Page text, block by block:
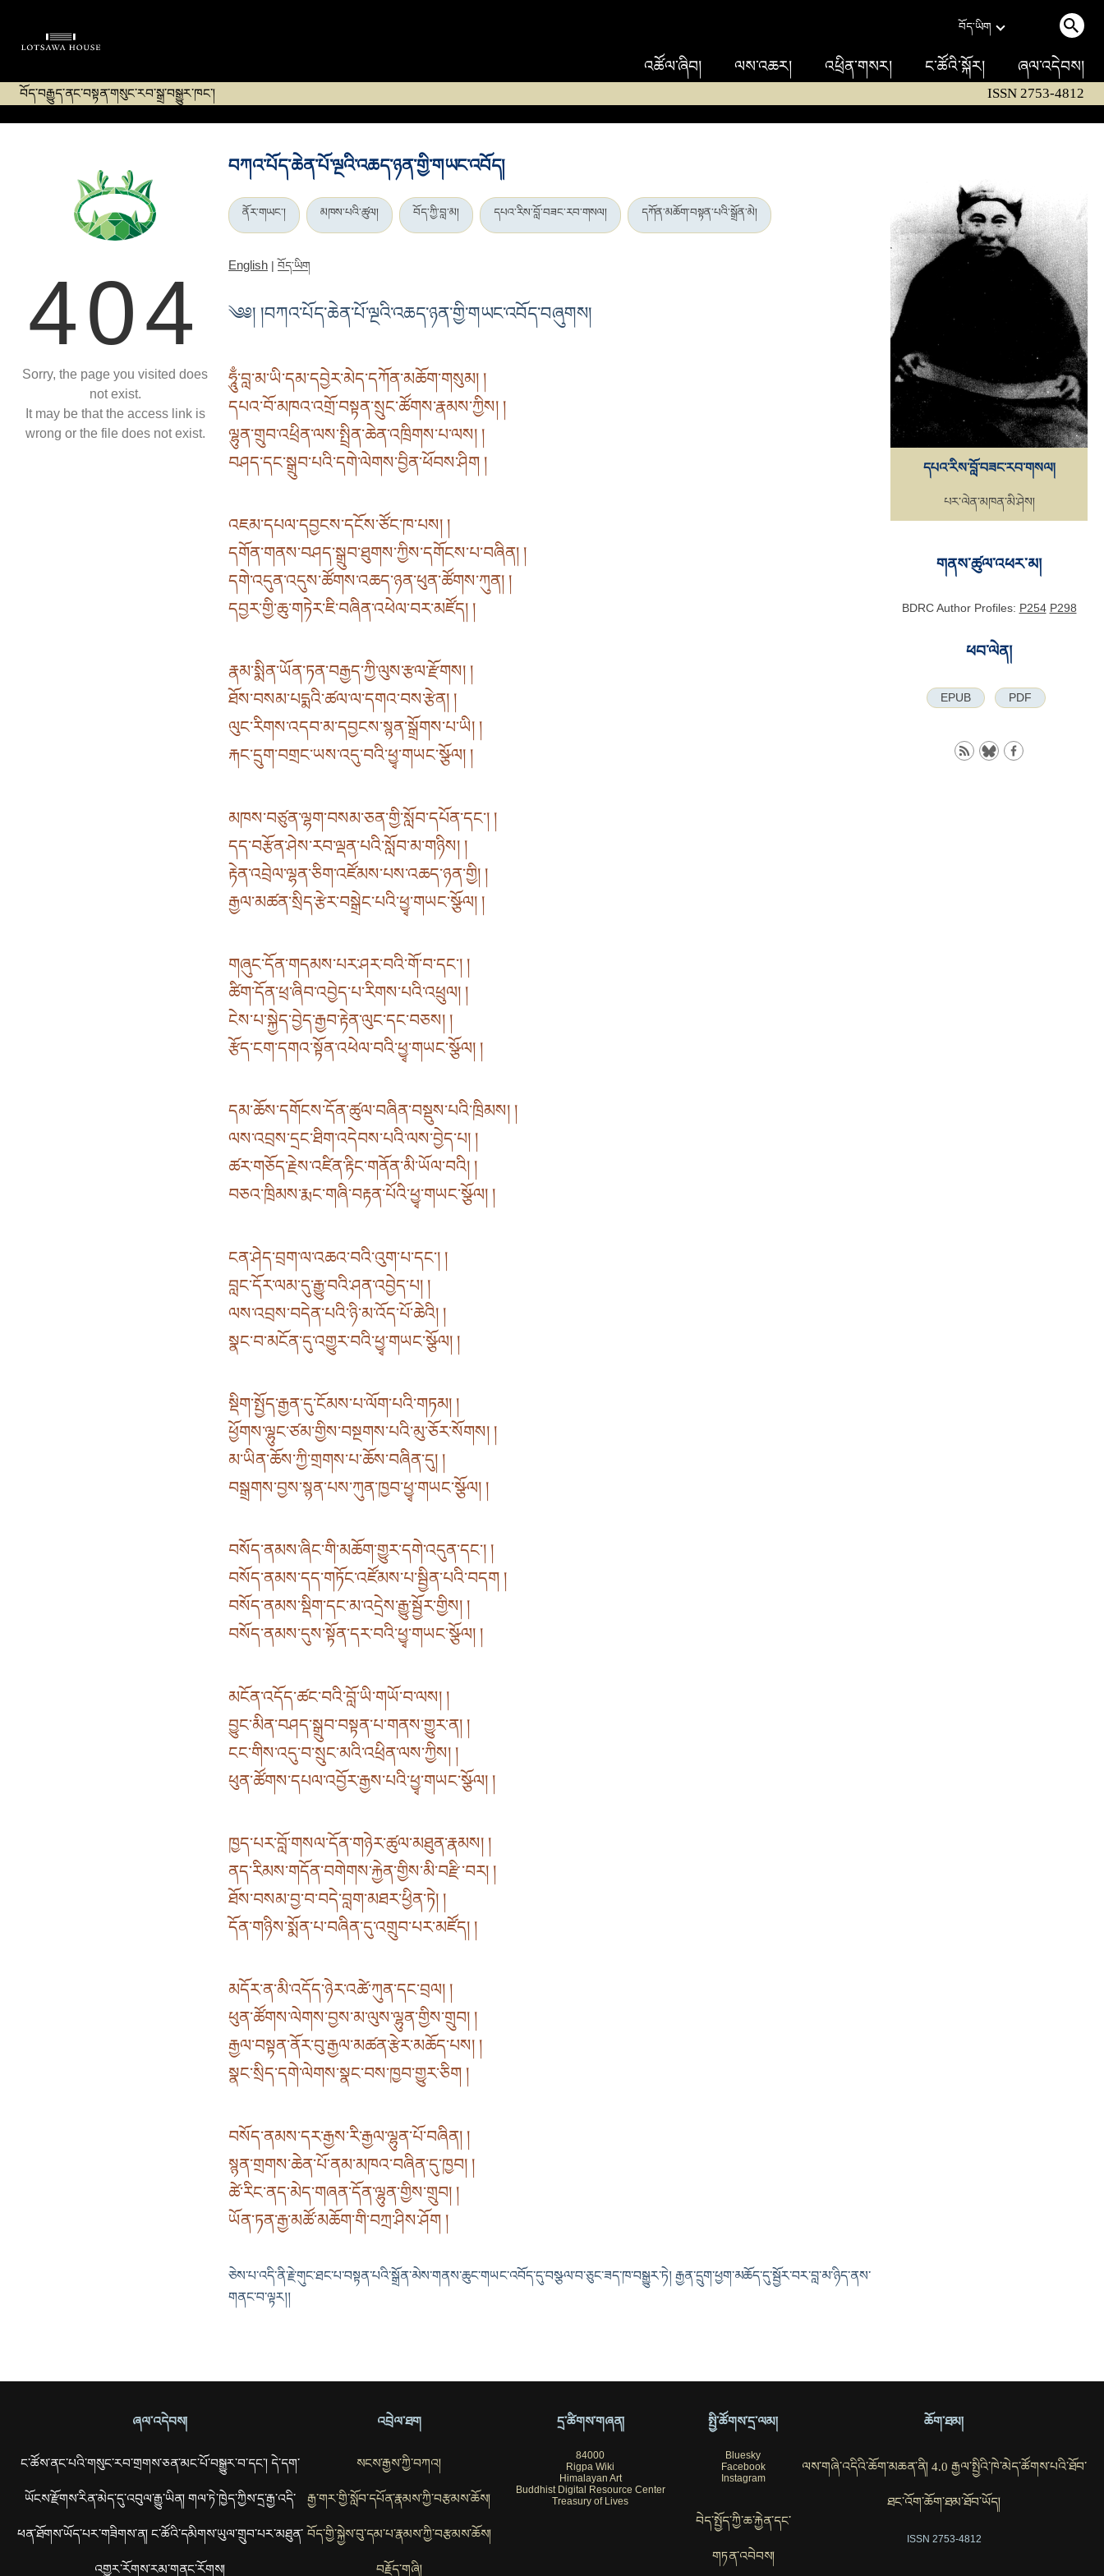
བོད་ཡིག
འཚོལ་ཞིབ། ལས་འཆར། འཕྲིན་གསར། ང་ཚོའི་སྐོར། ཞལ་འདེབས།
བོད་བརྒྱུད་ནང་བསྟན་གསུང་རབ་སྒྲ་བསྒྱུར་ཁང་། ISSN 2753-4812
404
Sorry, the page you visited does
not exist.
It may be that the access link is
wrong or the file does not exist.
བཀའ་པོད་ཆེན་པོ་ལྔའི་འཆད་ཉན་གྱི་གཡང་འབོད།
ནོར་གཡང་། མཁས་པའི་ཚུལ། བོད་ཀྱི་བླ་མ། དཔའ་རིས་བློ་བཟང་རབ་གསལ། དཀོན་མཆོག་བསྟན་པའི་སྒྲོན་མེ།
English | བོད་ཡིག
༄༅། །བཀའ་པོད་ཆེན་པོ་ལྔའི་འཆད་ཉན་གྱི་གཡང་འབོད་བཞུགས།
ཧཱུྃ་བླ་མ་ཡི་དམ་དབྱེར་མེད་དཀོན་མཆོག་གསུམ། །
དཔའ་བོ་མཁའ་འགྲོ་བསྟན་སྲུང་ཚོགས་རྣམས་ཀྱིས། །
ལྷུན་གྲུབ་འཕྲིན་ལས་སྤྲིན་ཆེན་འཁྲིགས་པ་ལས། །
བཤད་དང་སྒྲུབ་པའི་དགེ་ལེགས་བྱིན་ཕོབས་ཤིག །
འཇམ་དཔལ་དབྱངས་དངོས་ཙོང་ཁ་པས། །
དགོན་གནས་བཤད་སྒྲུབ་ཐུགས་ཀྱིས་དགོངས་པ་བཞིན། །
དགེ་འདུན་འདུས་ཚོགས་འཆད་ཉན་ཕུན་ཚོགས་ཀུན། །
དབྱར་གྱི་ཆུ་གཏེར་ཇི་བཞིན་འཕེལ་བར་མཛོད། །
རྣམ་སྨིན་ཡོན་ཏན་བརྒྱད་ཀྱི་ལུས་རྩལ་རྫོགས། །
ཐོས་བསམ་པདྨའི་ཚལ་ལ་དགའ་བས་རྩེན། །
ལུང་རིགས་འདབ་མ་དབྱངས་སྙན་སྒྲོགས་པ་ཡི། །
རྐང་དྲུག་བགྲང་ཡས་འདུ་བའི་ཕྱྭ་གཡང་སྩོལ། །
མཁས་བཙུན་ལྷག་བསམ་ཅན་གྱི་སློབ་དཔོན་དང་། །
དད་བརྩོན་ཤེས་རབ་ལྡན་པའི་སློབ་མ་གཉིས། །
རྟེན་འབྲེལ་ལྷན་ཅིག་འཛོམས་པས་འཆད་ཉན་གྱི། །
རྒྱལ་མཚན་སྲིད་རྩེར་བསྒྲེང་པའི་ཕྱྭ་གཡང་སྩོལ། །
གཞུང་དོན་གདམས་པར་ཤར་བའི་གོ་བ་དང་། །
ཚིག་དོན་ཕྲ་ཞིབ་འབྱེད་པ་རིགས་པའི་འཕྲུལ། །
ངེས་པ་སྐྱེད་བྱེད་རྒྱབ་རྟེན་ལུང་དང་བཅས། །
རྩོད་ངག་དགའ་སྟོན་འཕེལ་བའི་ཕྱྭ་གཡང་སྩོལ། །
དམ་ཆོས་དགོངས་དོན་ཚུལ་བཞིན་བསྡུས་པའི་ཁྲིམས། །
ལས་འབྲས་དྲང་ཐིག་འདེབས་པའི་ལས་བྱེད་པ། །
ཚར་གཅོད་རྗེས་འཛིན་རྟིང་གནོན་མི་ཡོལ་བའི། །
བཅའ་ཁྲིམས་རྨང་གཞི་བརྟན་པོའི་ཕྱྭ་གཡང་སྩོལ། །
ངན་ཤེད་བྲག་ལ་འཆའ་བའི་འུག་པ་དང་། །
བླང་དོར་ལམ་དུ་རྒྱུ་བའི་ཤན་འབྱེད་པ། །
ལས་འབྲས་བདེན་པའི་ཉི་མ་འོད་པོ་ཆེའི། །
སྣང་བ་མངོན་དུ་འགྱུར་བའི་ཕྱྭ་གཡང་སྩོལ། །
སྡིག་སྤྱོད་རྒྱན་དུ་ངོམས་པ་ལོག་པའི་གཏམ། །
ཕྱོགས་ལྷུང་ཙམ་གྱིས་བསྔགས་པའི་མུ་ཅོར་སོགས། །
མ་ཡིན་ཆོས་ཀྱི་གྲགས་པ་ཆོས་བཞིན་དུ། །
བསྒྲགས་བྱས་སྙན་པས་ཀུན་ཁྱབ་ཕྱྭ་གཡང་སྩོལ། །
བསོད་ནམས་ཞིང་གི་མཆོག་གྱུར་དགེ་འདུན་དང་། །
བསོད་ནམས་དད་གཏོང་འཛོམས་པ་སྦྱིན་པའི་བདག །
བསོད་ནམས་སྡིག་དང་མ་འདྲེས་རྒྱུ་སྦྱོར་གྱིས། །
བསོད་ནམས་དུས་སྟོན་དར་བའི་ཕྱྭ་གཡང་སྩོལ། །
མངོན་འདོད་ཚང་བའི་བློ་ཡི་གཡོ་བ་ལས། །
བྱུང་མིན་བཤད་སྒྲུབ་བསྟན་པ་གནས་གྱུར་ན། །
ངང་གིས་འདུ་བ་སྲུང་མའི་འཕྲིན་ལས་ཀྱིས། །
ཕུན་ཚོགས་དཔལ་འབྱོར་རྒྱས་པའི་ཕྱྭ་གཡང་སྩོལ། །
ཁྱད་པར་བློ་གསལ་དོན་གཉེར་ཚུལ་མཐུན་རྣམས། །
ནད་རིམས་གདོན་བགེགས་རྐྱེན་གྱིས་མི་བརྫི་བར། །
ཐོས་བསམ་བྱ་བ་བདེ་བླག་མཐར་ཕྱིན་ཏེ། །
དོན་གཉིས་སྨོན་པ་བཞིན་དུ་འགྲུབ་པར་མཛོད། །
མདོར་ན་མི་འདོད་ཉེར་འཚེ་ཀུན་དང་བྲལ། །
ཕུན་ཚོགས་ལེགས་བྱས་མ་ལུས་ལྷུན་གྱིས་གྲུབ། །
རྒྱལ་བསྟན་ནོར་བུ་རྒྱལ་མཚན་རྩེར་མཆོད་པས། །
སྣང་སྲིད་དགེ་ལེགས་སྣང་བས་ཁྱབ་གྱུར་ཅིག །
བསོད་ནམས་དར་རྒྱས་རི་རྒྱལ་ལྷུན་པོ་བཞིན། །
སྙན་གྲགས་ཆེན་པོ་ནམ་མཁའ་བཞིན་དུ་ཁྱབ། །
ཚེ་རིང་ནད་མེད་གཞན་དོན་ལྷུན་གྱིས་གྲུབ། །
ཡོན་ཏན་རྒྱ་མཚོ་མཆོག་གི་བཀྲ་ཤིས་ཤོག །
ཅེས་པ་འདི་ནི་རྗེ་གུང་ཐང་པ་བསྟན་པའི་སྒྲོན་མེས་གནས་ཆུང་གཡང་འབོད་དུ་བསྩལ་བ་ཅུང་ཟད་ཁ་བསྒྱུར་ཏེ། རྒྱན་དྲུག་ཕྱག་མཆོད་དུ་སྦྱོར་བར་བླ་མ་ཉིད་ནས་
གནང་བ་ལྟར།།
དཔའ་རིས་བློ་བཟང་རབ་གསལ།
པར་ལེན་མཁན་མི་ཤེས།
གནས་ཚུལ་འཕར་མ།
BDRC Author Profiles: P254 P298
ཕབ་ལེན།
EPUB PDF
ཞལ་འདེབས།
ང་ཚོས་ནང་པའི་གསུང་རབ་གྲགས་ཅན་མང་པོ་བསྒྱུར་བ་དང་། དེ་དག་
ཡོངས་རྫོགས་རིན་མེད་དུ་འབུལ་རྒྱུ་ཡིན། གལ་ཏེ་ཁྱེད་ཀྱིས་དྲ་རྒྱ་འདི་
ཕན་ཐོགས་ཡོད་པར་གཟིགས་ན། ང་ཚོའི་དམིགས་ཡུལ་གྲུབ་པར་མཐུན་
འགྱུར་རོགས་རམ་གནང་རོགས།
འབྲེལ་ཐག
སངས་རྒྱས་ཀྱི་བཀའ།
རྒྱ་གར་གྱི་སློབ་དཔོན་རྣམས་ཀྱི་བརྩམས་ཆོས།
བོད་གྱི་སྐྱེས་བུ་དམ་པ་རྣམས་ཀྱི་བརྩམས་ཆོས།
བརྗོད་གཞི།
དྲ་ཚིགས་གཞན།
84000
Rigpa Wiki
Himalayan Art
Buddhist Digital Resource Center
Treasury of Lives
སྤྱི་ཚོགས་དྲ་ལམ།
Bluesky
Facebook
Instagram
བེད་སྤྱོད་ཀྱི་ཆ་རྐྱེན་དང་
གཏན་འབེབས།
ཆོག་ཐམ།
ལས་གཞི་འདིའི་ཆོག་མཆན་ནི། 4.0 རྒྱལ་སྤྱིའི་ཁེ་མེད་ཚོགས་པའི་ཐོབ་
ཐང་འོག་ཆོག་ཐམ་ཐོབ་ཡོད།
ISSN 2753-4812